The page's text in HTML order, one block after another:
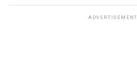
ADVERTISEMENT